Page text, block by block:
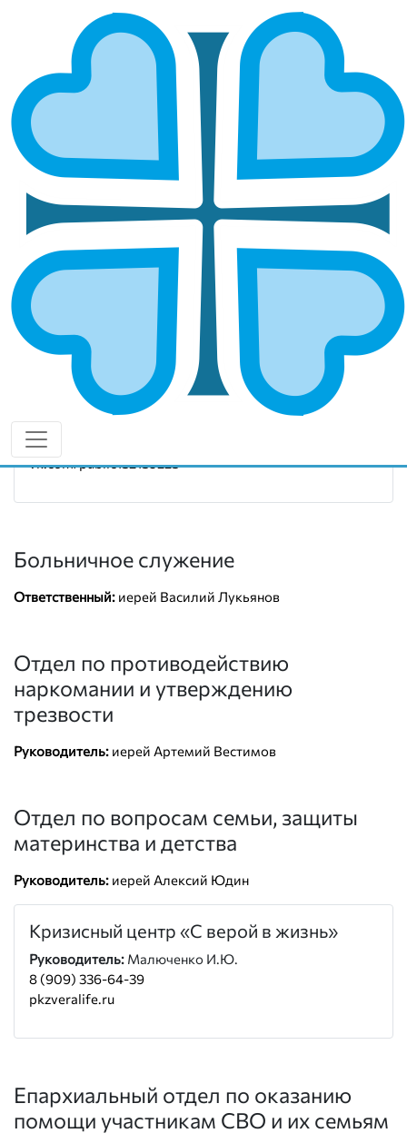
БАЛАШОВСКАЯ И РТИЩЕВСКАЯ
ГЛАВНАЯ МИТРОПОЛИИ БАЛАШОВСКАЯ И РТИЩЕВСКАЯ
Епархией управляет епископ Балашовский и
Ртищевский Тарасий
ОСНОВНЫЕ НАПРАВЛЕНИЯ
РАБОТЫ
Социальное служение
Социальный отдел епархии
Руководитель:
8 (987) 388-24-31
vk.com/public132139223
Больничное служение
Ответственный: иерей Василий Лукьянов
Отдел по противодействию
наркомании и утверждению
трезвости
Руководитель: иерей Артемий Вестимов
Отдел по вопросам семьи, защиты
материнства и детства
Руководитель: иерей Алексий Юдин
Кризисный центр «С верой в жизнь»
Руководитель: Малюченко И.Ю.
8 (909) 336-64-39
pkzveralife.ru
Епархиальный отдел по оказанию
помощи участникам СВО и их семьям